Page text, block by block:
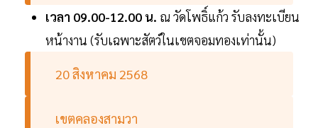
เวลา 09.00-12.00 น. ณ วัดโพธิ์แก้ว รับลงทะเบียน
หน้างาน (รับเฉพาะสัตว์ในเขตจอมทองเท่านั้น)
20 สิงหาคม 2568
เขตคลองสามวา